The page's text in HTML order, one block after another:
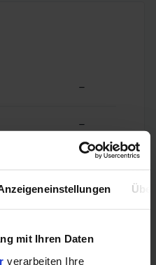
mit Ihren Daten
verarbeiten Ihre
–
–